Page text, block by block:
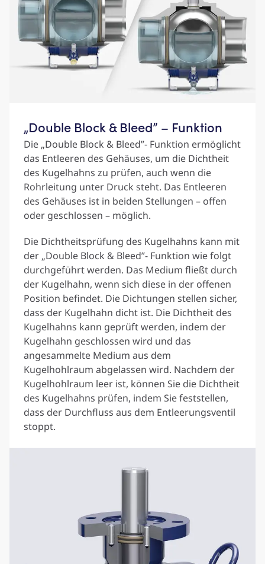
„Double Block & Bleed” – Funktion
Die „Double Block & Bleed”- Funktion ermöglicht
das Entleeren des Gehäuses, um die Dichtheit
des Kugelhahns zu prüfen, auch wenn die
Rohrleitung unter Druck steht. Das Entleeren
des Gehäuses ist in beiden Stellungen – offen
oder geschlossen – möglich.
Die Dichtheitsprüfung des Kugelhahns kann mit
der „Double Block & Bleed”- Funktion wie folgt
durchgeführt werden. Das Medium fließt durch
der Kugelhahn, wenn sich diese in der offenen
Position befindet. Die Dichtungen stellen sicher,
dass der Kugelhahn dicht ist. Die Dichtheit des
Kugelhahns kann geprüft werden, indem der
Kugelhahn geschlossen wird und das
angesammelte Medium aus dem
Kugelhohlraum abgelassen wird. Nachdem der
Kugelhohlraum leer ist, können Sie die Dichtheit
des Kugelhahns prüfen, indem Sie feststellen,
dass der Durchfluss aus dem Entleerungsventil
stoppt.